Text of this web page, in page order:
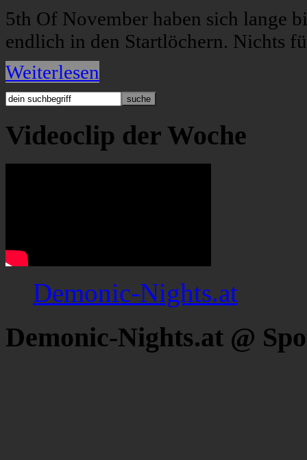
5th Of November haben sich lange
endlich in den Startlöchern. Nichts
Weiterlesen
Videoclip der Woche
Demonic-Nights.at
Demonic-Nights.at @